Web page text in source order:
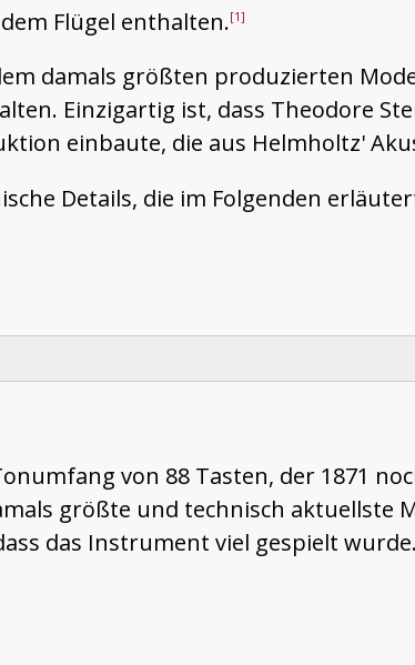
Flügel enthalten.[1]
damals größten produzierten
Einzigartig ist, dass Theodore
einbaute, die aus Helmholtz'
Details, die im Folgenden
von 88 Tasten, der 1871
größte und technisch aktuellste
das Instrument viel gespielt wurde.